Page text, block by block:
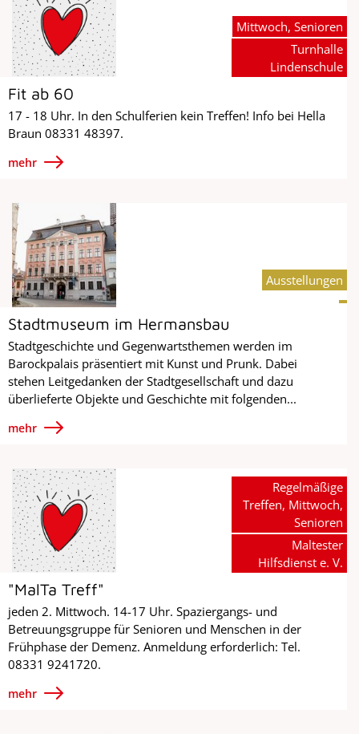
Fit ab 60
17 - 18 Uhr. In den Schulferien kein Treffen! Info bei Hella
Braun 08331 48397.
mehr
Mittwoch, Senioren
Turnhalle
Lindenschule
Stadtmuseum im Hermansbau
Stadtgeschichte und Gegenwartsthemen werden im
Barockpalais präsentiert mit Kunst und Prunk. Dabei
stehen Leitgedanken der Stadtgesellschaft und dazu
überlieferte Objekte und Geschichte mit folgenden...
mehr
Ausstellungen
"MalTa Treff"
jeden 2. Mittwoch. 14-17 Uhr. Spaziergangs- und
Betreuungsgruppe für Senioren und Menschen in der
Frühphase der Demenz. Anmeldung erforderlich: Tel.
08331 9241720.
mehr
Regelmäßige
Treffen, Mittwoch,
Senioren
Maltester
Hilfsdienst e. V.